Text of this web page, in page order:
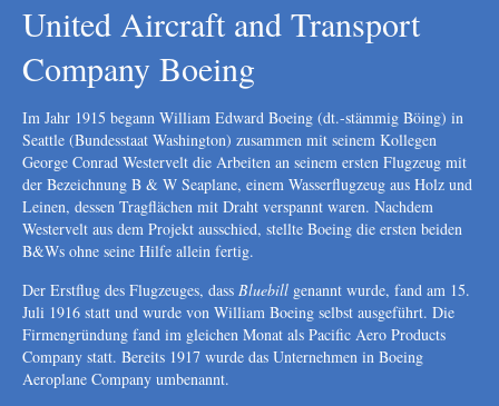
United Aircraft and Transport
Company Boeing
Im Jahr 1915 begann William Edward Boeing (dt.-stämmig Böing) in
Seattle (Bundesstaat Washington) zusammen mit seinem Kollegen
George Conrad Westervelt die Arbeiten an seinem ersten Flugzeug mit
der Bezeichnung B & W Seaplane, einem Wasserflugzeug aus Holz und
Leinen, dessen Tragflächen mit Draht verspannt waren. Nachdem
Westervelt aus dem Projekt ausschied, stellte Boeing die ersten beiden
B&Ws ohne seine Hilfe allein fertig.
Der Erstflug des Flugzeuges, dass Bluebill genannt wurde, fand am 15.
Juli 1916 statt und wurde von William Boeing selbst ausgeführt. Die
Firmengründung fand im gleichen Monat als Pacific Aero Products
Company statt. Bereits 1917 wurde das Unternehmen in Boeing
Aeroplane Company umbenannt.